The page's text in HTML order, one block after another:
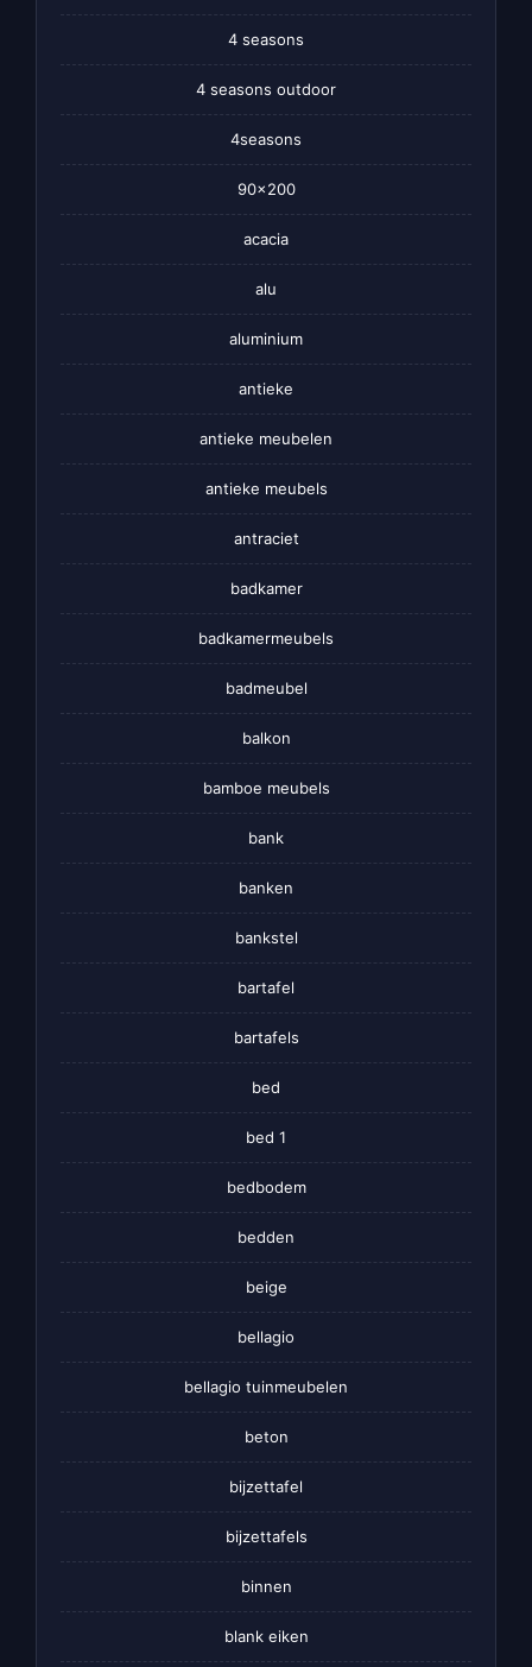
4 seasons
4 seasons outdoor
4seasons
90×200
acacia
alu
aluminium
antieke
antieke meubelen
antieke meubels
antraciet
badkamer
badkamermeubels
badmeubel
balkon
bamboe meubels
bank
banken
bankstel
bartafel
bartafels
bed
bed 1
bedbodem
bedden
beige
bellagio
bellagio tuinmeubelen
beton
bijzettafel
bijzettafels
binnen
blank eiken